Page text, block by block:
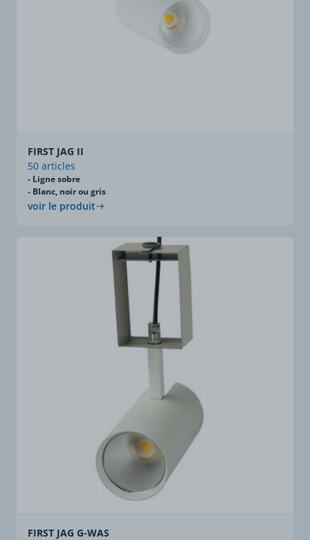
FIRST JAG II
50 articles
- Ligne sobre
- Blanc, noir ou gris
voir le produit
FIRST JAG G-WAS